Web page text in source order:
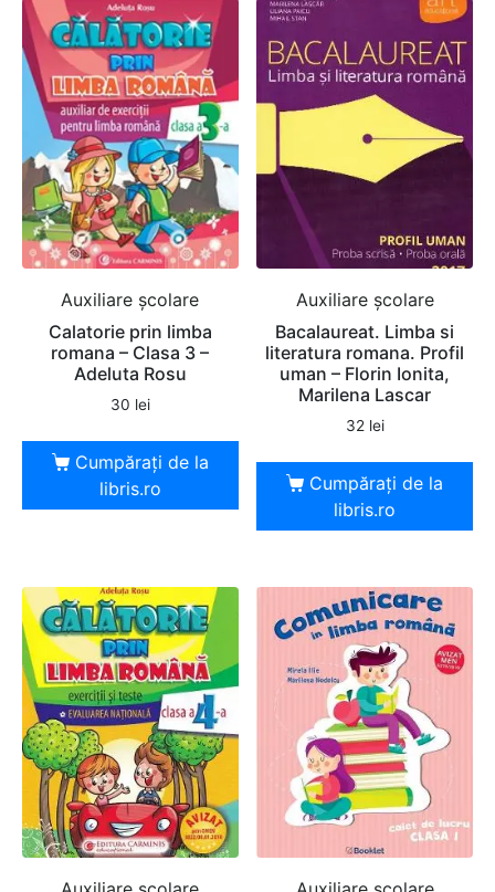
Auxiliare şcolare
Calatorie prin limba
romana – Clasa 3 –
Adeluta Rosu
30 lei
Cumpărați de la
libris.ro
Auxiliare şcolare
Bacalaureat. Limba si
literatura romana. Profil
uman – Florin Ionita,
Marilena Lascar
32 lei
Cumpărați de la
libris.ro